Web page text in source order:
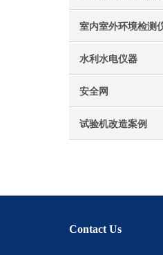
室内室外环境检测
水利水电仪器
安全网
试验机改造案例
Contact Us